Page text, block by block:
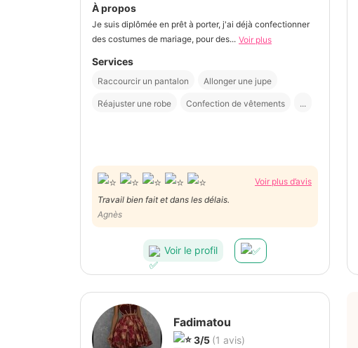
À propos
Je suis diplômée en prêt à porter, j'ai déjà confectionner
des costumes de mariage, pour des... Voir plus
Services
Raccourcir un pantalon Allonger une jupe
Réajuster une robe Confection de vêtements ...
Voir plus d’avis
Travail bien fait et dans les délais.
Agnès
Voir le profil
Fadimatou
3/5 (1 avis)